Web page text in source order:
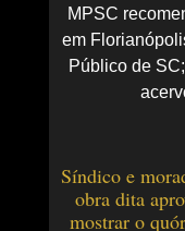
MPSC
em
Público de
Síndico e
obra dita
mostrar o